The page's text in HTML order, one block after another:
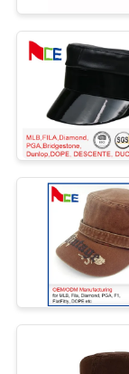
NOTÍCIA
CASOS
MAPA
PRIVACY
POLICY